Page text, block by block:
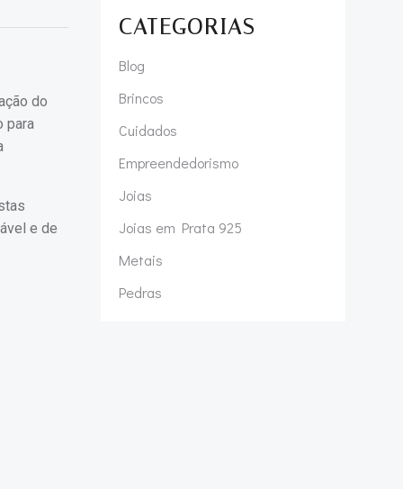
do
para
e de
CATEGORIAS
Blog
Brincos
Cuidados
Empreendedorismo
Joias
Joias em Prata 925
Metais
Pedras